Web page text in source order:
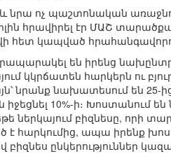
և նրա ոչ պաշտոնական
հրավիրել էր ՄԱՇ
կապված
են իրենց
կկրճատեն հարկերն ու
նրանք նախատեսում են 25-
10%-ի։ Խոստանում
ներկայում բիզնեսը, որի
հարկումից, ապա իրենք
բիզնես ընկերություններ